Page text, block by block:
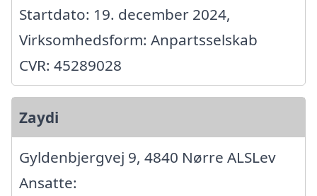
Startdato: 19. december 2024,
Virksomhedsform: Anpartsselskab
CVR: 45289028
Zaydi
Gyldenbjergvej 9, 4840 Nørre ALSLev
Ansatte: